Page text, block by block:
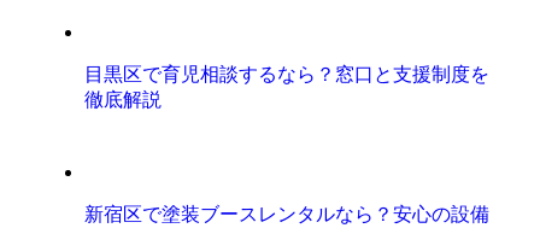
目黒区で育児相談するなら？窓口と支援制度を
徹底解説
新宿区で塗装ブースレンタルなら？安心の設備